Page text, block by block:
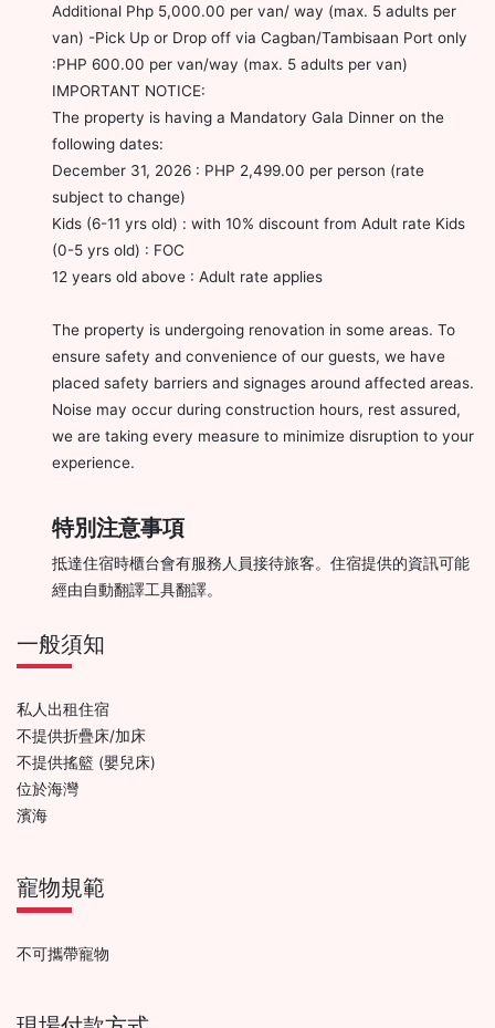
Additional Php 5,000.00 per van/ way (max. 5 adults per
van) -Pick Up or Drop off via Cagban/Tambisaan Port only
:PHP 600.00 per van/way (max. 5 adults per van)
IMPORTANT NOTICE:
The property is having a Mandatory Gala Dinner on the
following dates:
December 31, 2026 : PHP 2,499.00 per person (rate
subject to change)
Kids (6-11 yrs old) : with 10% discount from Adult rate Kids
(0-5 yrs old) : FOC
12 years old above : Adult rate applies
The property is undergoing renovation in some areas. To
ensure safety and convenience of our guests, we have
placed safety barriers and signages around affected areas.
Noise may occur during construction hours, rest assured,
we are taking every measure to minimize disruption to your
experience.
特別注意事項
抵達住宿時櫃台會有服務人員接待旅客。住宿提供的資訊可能
經由自動翻譯工具翻譯。
一般須知
私人出租住宿
不提供折疊床/加床
不提供搖籃 (嬰兒床)
位於海灣
濱海
寵物規範
不可攜帶寵物